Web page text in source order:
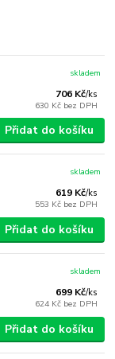
706 Kč/ks
630 Kč bez DPH
skladem
Přidat do košíku
619 Kč/ks
553 Kč bez DPH
skladem
Přidat do košíku
699 Kč/ks
624 Kč bez DPH
skladem
Přidat do košíku